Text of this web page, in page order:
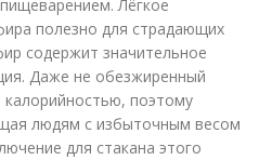
Лёгкое
полезно для страдающих
содержит значительное
Даже не обезжиренный
калорийностью, поэтому
людям с избыточным весом
для стакана этого